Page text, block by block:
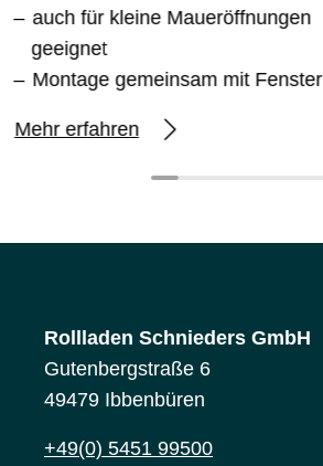
auch für kleine Maueröffnungen
geeignet
Montage gemeinsam mit Fenster
Mehr erfahren
Rollladen Schnieders GmbH
Gutenbergstraße 6
49479 Ibbenbüren
+49(0) 5451 99500